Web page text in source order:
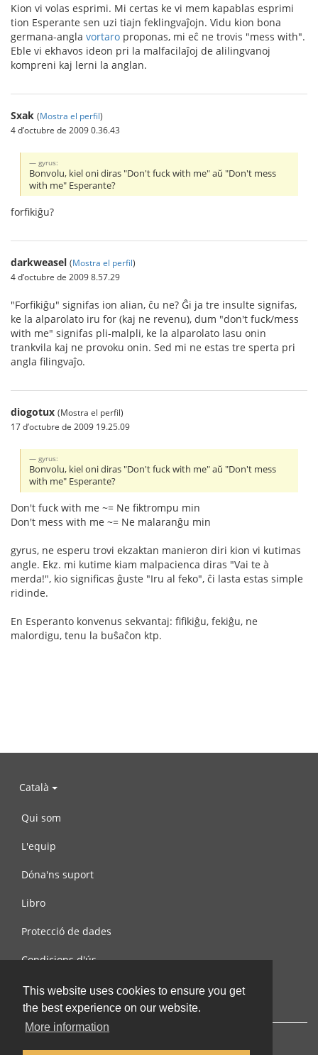
This website uses cookies to ensure you get
the best experience on our website.
More information
Kion vi volas esprimi. Mi certas ke vi mem kapablas esprimi
tion Esperante sen uzi tiajn feklingvaĵojn. Vidu kion bona
germana-angla vortaro proponas, mi eĉ ne trovis "mess with".
Eble vi ekhavos ideon pri la malfacilaĵoj de alilingvanoj
kompreni kaj lerni la anglan.
Sxak (Mostra el perfil)
4 d’octubre de 2009 0.36.43
gyrus:
Bonvolu, kiel oni diras "Don't fuck with me" aŭ "Don't mess
with me" Esperante?
forfikiĝu?
darkweasel (Mostra el perfil)
4 d’octubre de 2009 8.57.29
"Forfikiĝu" signifas ion alian, ĉu ne? Ĝi ja tre insulte signifas,
ke la alparolato iru for (kaj ne revenu), dum "don't fuck/mess
with me" signifas pli-malpli, ke la alparolato lasu onin
trankvila kaj ne provoku onin. Sed mi ne estas tre sperta pri
angla filingvaĵo.
diogotux (Mostra el perfil)
17 d’octubre de 2009 19.25.09
gyrus:
Bonvolu, kiel oni diras "Don't fuck with me" aŭ "Don't mess
with me" Esperante?
Don't fuck with me ~= Ne fiktrompu min
Don't mess with me ~= Ne malaranĝu min
gyrus, ne esperu trovi ekzaktan manieron diri kion vi kutimas
angle. Ekz. mi kutime kiam malpacienca diras "Vai te à
merda!", kio significas ĝuste "Iru al feko", ĉi lasta estas simple
ridinde.
En Esperanto konvenus sekvantaj: fifikiĝu, fekiĝu, ne
malordigu, tenu la buŝaĉon ktp.
Català
Qui som
L'equip
Dóna'ns suport
Libro
Protecció de dades
Condicions d'ús
Contacta amb nosaltres